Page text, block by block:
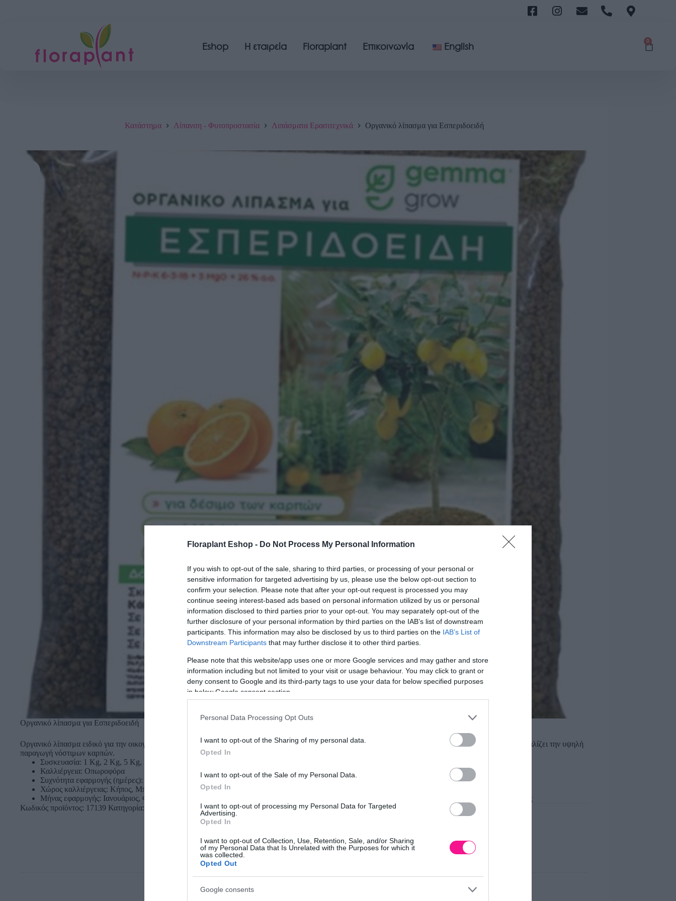
Floraplant Eshop - Do Not Process My Personal Information
If you wish to opt-out of the sale, sharing to third parties, or processing of your personal or
sensitive information for targeted advertising by us, please use the below opt-out section to
confirm your selection. Please note that after your opt-out request is processed you may
continue seeing interest-based ads based on personal information utilized by us or personal
information disclosed to third parties prior to your opt-out. You may separately opt-out of the
further disclosure of your personal information by third parties on the IAB’s list of downstream
participants. This information may also be disclosed by us to third parties on the IAB’s List of
Downstream Participants that may further disclose it to other third parties.
Please note that this website/app uses one or more Google services and may gather and store
information including but not limited to your visit or usage behaviour. You may click to grant or
deny consent to Google and its third-party tags to use your data for below specified purposes
in below Google consent section.
Personal Data Processing Opt Outs
I want to opt-out of the Sharing of my personal data.
Opted In
I want to opt-out of the Sale of my Personal Data.
Opted In
I want to opt-out of processing my Personal Data for Targeted
Advertising.
Opted In
I want to opt-out of Collection, Use, Retention, Sale, and/or Sharing
of my Personal Data that Is Unrelated with the Purposes for which it
was collected.
Opted Out
Google consents
Eshop Η εταιρεία Floraplant Επικοινωνία English 0
Κατάστημα Λίπανση - Φυτοπροστασία Λιπάσματα Ερασιτεχνικά Οργανικό λίπασμα για Εσπεριδοειδή
Οργανικό λίπασμα για Εσπεριδοειδή
Οργανικό λίπασμα ειδικό για την οικογένεια των εσπεριδοειδών. Εμπλουτισμένο με μαγνήσιο για υγιή καταπράσινα φύλλα. Η υψηλή ποσότητα καλίου εξασφαλίζει την υψηλή
παραγωγή νόστιμων καρπών.
Συσκευασία: 1 Kg, 2 Kg, 5 Kg, Σακούλι
Καλλιέργεια: Οπωροφόρα
Συχνότητα εφαρμογής (ημέρες): 90
Χώρος καλλιέργειας: Κήπος, Μπαλκόνι
Μήνας εφαρμογής: Ιανουάριος, Φεβρουάριος, Μάρτιος, Απρίλιος, Μάιος, Ιούνιος, Ιούλιος, Αύγουστος, Σεπτέμβριος, Οκτώβριος, Νοέμβριος, Δεκέμβριος
Κωδικός προϊόντος: 17139 Κατηγορία: Λιπάσματα Ερασιτεχνικά